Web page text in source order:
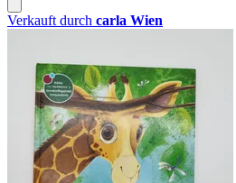
Verkauft durch carla Wien